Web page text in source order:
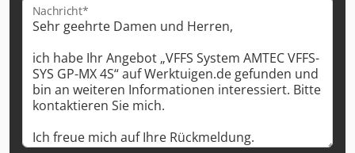
Nachricht*